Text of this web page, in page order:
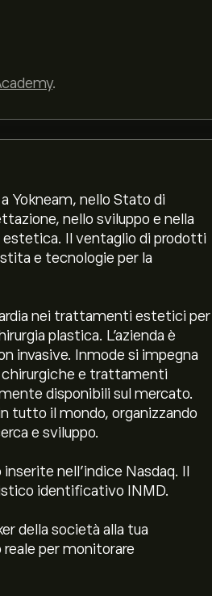
.
Yokneam, nello Stato di
nello sviluppo e nella
estetica. Il ventaglio di prodotti
e tecnologie per la
nei trattamenti estetici per
plastica. L'azienda è
invasive. Inmode si impegna
chirurgiche e trattamenti
disponibili sul mercato.
tutto il mondo, organizzando
e sviluppo.
nell’indice Nasdaq. Il
identificativo INMD.
della società alla tua
per monitorare